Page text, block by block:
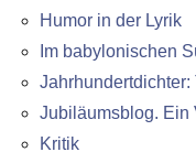
Humor in der Lyrik
Im babylonischen
Jahrhundertdichter:
Jubiläumsblog. Ein
Kritik